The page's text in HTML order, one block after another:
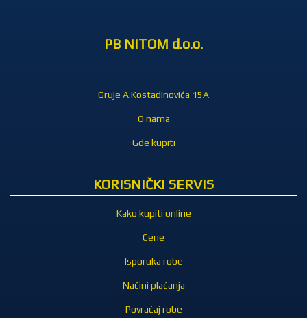
PB NITOM d.o.o.
Gruje A.Kostadinovića 15A
O nama
Gde kupiti
KORISNIČKI SERVIS
Kako kupiti online
Cene
Isporuka robe
Načini plaćanja
Povraćaj robe